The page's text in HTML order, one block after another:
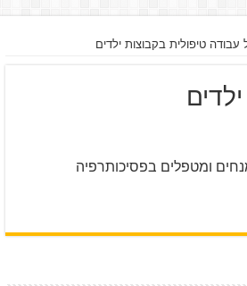
עבודה טיפולית בקבוצות ילדים
של מנחים ומטפלים בפסיכותרפיה